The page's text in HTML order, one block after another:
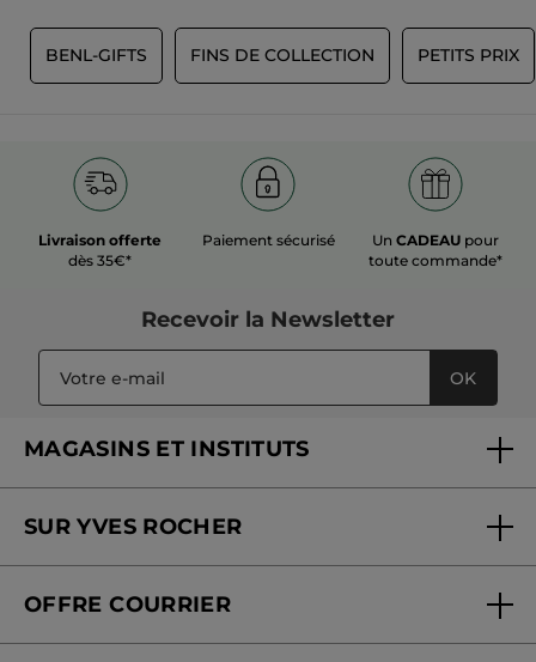
BENL-GIFTS FINS DE COLLECTION PETITS PRIX
Livraison offerte
dès 35€*
Paiement sécurisé UnCADEAU pour
toute commande*
Recevoir la Newsletter
OK
MAGASINS ET INSTITUTS
Soins en institut
SUR YVES ROCHER
Nos engagements
OFFRE COURRIER